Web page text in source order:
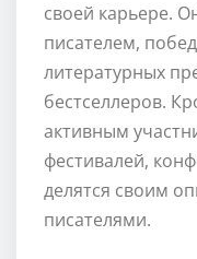
своей карьере.
писателем,
литературных
бестселлеров.
активным
фестивалей,
делятся своим
писателями.